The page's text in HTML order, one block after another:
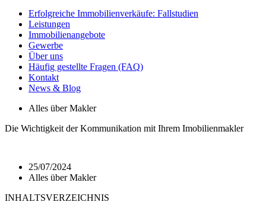
Erfolgreiche Immobilienverkäufe: Fallstudien
Leistungen
Immobilienangebote
Gewerbe
Über uns
Häufig gestellte Fragen (FAQ)
Kontakt
News & Blog
Alles über Makler
Die Wichtigkeit der Kommunikation mit Ihrem Imobilienmakler
25/07/2024
Alles über Makler
INHALTSVERZEICHNIS